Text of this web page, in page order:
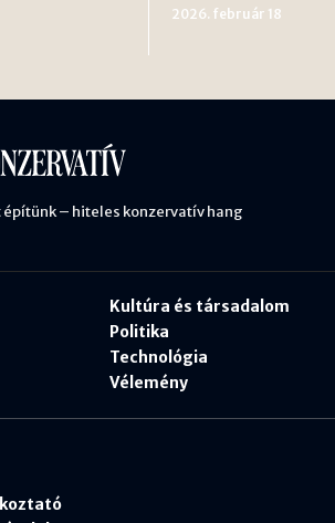
2026. február 18
– hiteles konzervatív hang
Kultúra és társadalom
Politika
Technológia
Vélemény